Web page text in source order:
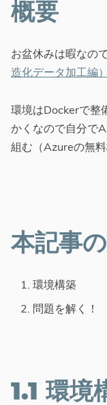
概要
お盆休みは暇なの
造化データ加工編）
環境はDockerで整
かくなので自分で
組む（Azureの無料
本記事
環境構築
問題を解く！
1.1 環